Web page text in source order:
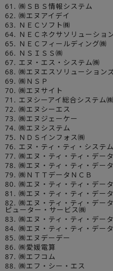
61. ㈱ＳＢＳ情報システム
62. ㈱エヌアイデイ
63. ＮＥＣソフト㈱
64. ＮＥＣネクサソリューショ
65. ＮＥＣフィールディング㈱
66. ＮＳＩＳＳ㈱
67. エヌ・エス・システム㈱
68. ㈱エヌエスソリューション
69. ㈱ＮＳＰ
70. ㈱エヌサイト
71. エヌシーアイ総合システム㈱
72. ㈱エヌシーエス
73. ㈱エヌジェーケー
74. ㈱エヌシステム
75. ＮＤＳインフォス㈱
76. エヌ・ティ・ティ・システ
77. ㈱エヌ・ティ・ティ・データ
78. ㈱エヌ・ティ・ティ・デー
79. ㈱ＮＴＴデータＮＣＢ
80. ㈱エヌ・ティ・ティ・デー
81. ㈱エヌ・ティ・ティ・デー
82. ㈱エヌ・ティ・ティ・デー
ピューター・サービス㈱
83. ㈱エヌ・ティ・ティ・デー
84. ㈱エヌ・ティ・ティ・デー
85. ㈱エヌデーデー
86. ㈱愛媛電算
87. ㈱エフコム
88. ㈱エフ・シー・エス